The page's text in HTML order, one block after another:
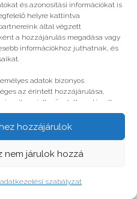
és azonosítási információkat is
helyre kattintva
által végzett
a hozzájárulás megadása vagy
információkhoz juthatnak, és
adatok bizonyos
az érintett hozzájárulása,
az ilyen jellegű adatkezelés ellen.
Erre a webhelyre
ADATVÉDELMI ÉS
hozzájárulok
nem járulok hozzá
adatkezelési szabályzat